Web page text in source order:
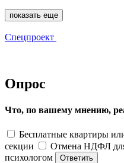
показать еще
Спецпроект
Опрос
Что, по вашему мнению,
Бесплатные квартиры
секции
Отмена НДФЛ для
психологом